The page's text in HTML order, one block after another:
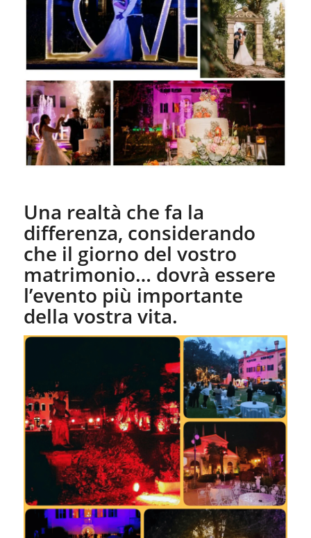
Una realtà che fa la
differenza, considerando
che il giorno del vostro
matrimonio… dovrà essere
l’evento più importante
della vostra vita.